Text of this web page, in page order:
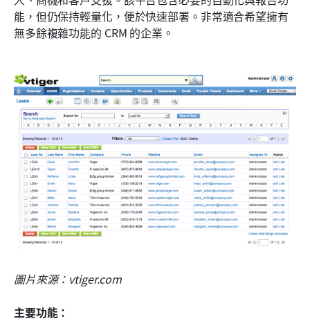
能，但仍保持輕量化，便於快速部署。非常適合希望擁有
無多餘複雜功能的 CRM 的企業。
圖片來源：vtiger.com
主要功能：